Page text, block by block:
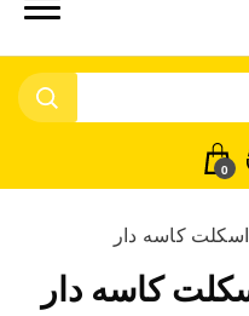
لوازم هالووین
اکسسوری
بازی تراول ماگ نایکر
تاین کادویی
مستقیم
0
کاسه دار
کاسه دار